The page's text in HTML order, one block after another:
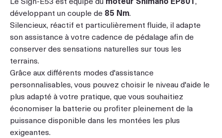
développant un couple de 85 Nm.
Silencieux, réactif et particulièrement fluide, il adapte
son assistance à votre cadence de pédalage afin de
conserver des sensations naturelles sur tous les
terrains.
Grâce aux différents modes d'assistance
personnalisables, vous pouvez choisir le niveau d'aide le
plus adapté à votre pratique, que vous souhaitiez
économiser la batterie ou profiter pleinement de la
puissance disponible dans les montées les plus
exigeantes.